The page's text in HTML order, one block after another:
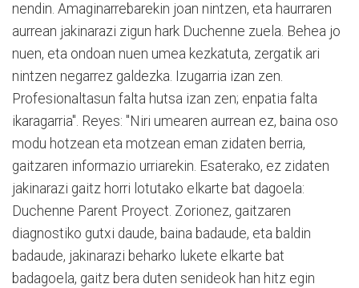
nendin. Amaginarrebarekin joan nintzen, eta haurraren
aurrean jakinarazi zigun hark Duchenne zuela. Behea jo
nuen, eta ondoan nuen umea kezkatuta, zergatik ari
nintzen negarrez galdezka. Izugarria izan zen.
Profesionaltasun falta hutsa izan zen; enpatia falta
ikaragarria". Reyes: "Niri umearen aurrean ez, baina oso
modu hotzean eta motzean eman zidaten berria,
gaitzaren informazio urriarekin. Esaterako, ez zidaten
jakinarazi gaitz horri lotutako elkarte bat dagoela:
Duchenne Parent Proyect. Zorionez, gaitzaren
diagnostiko gutxi daude, baina badaude, eta baldin
badaude, jakinarazi beharko lukete elkarte bat
badagoela, gaitz bera duten senideok han hitz egin